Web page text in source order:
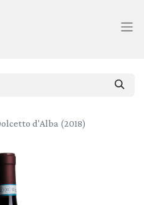
d'Alba (2018)